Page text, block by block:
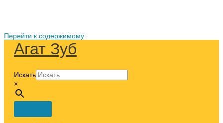
Перейти к содержимому
Агат Зуб
Искать
×